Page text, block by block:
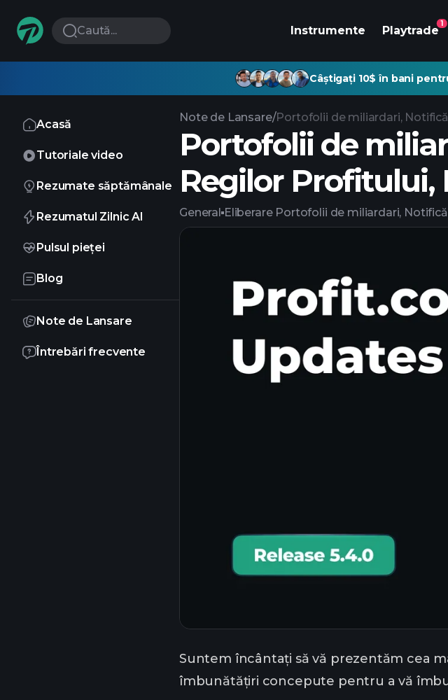
Caută... Instrumente Playtrade
1
Câștigați 10$ în bani
Acasă
Tutoriale video
Rezumate săptămânale
Rezumatul Zilnic AI
Pulsul pieței
Blog
Note de Lansare
Întrebări frecvente
Note de Lansare/Portofolii de miliardari,
Portofolii de
Regilor Profitului,
General Eliberare Portofolii de miliardari,
Suntem încântați să vă prezentăm cea
îmbunătățiri concepute pentru a vă